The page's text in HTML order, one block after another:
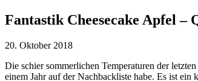
Fantastik Cheesecake Apfel –
20. Oktober 2018
Die schier sommerlichen Temperaturen der
einem Jahr auf der Nachbackliste habe. Es ist